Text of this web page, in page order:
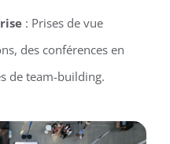
: Prises de vue
des conférences en
de team-building.